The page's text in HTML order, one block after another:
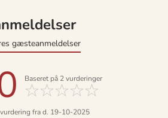
gæsteanmeldelser
Baseret på 2vurderinger
fra d. 19-10-2025